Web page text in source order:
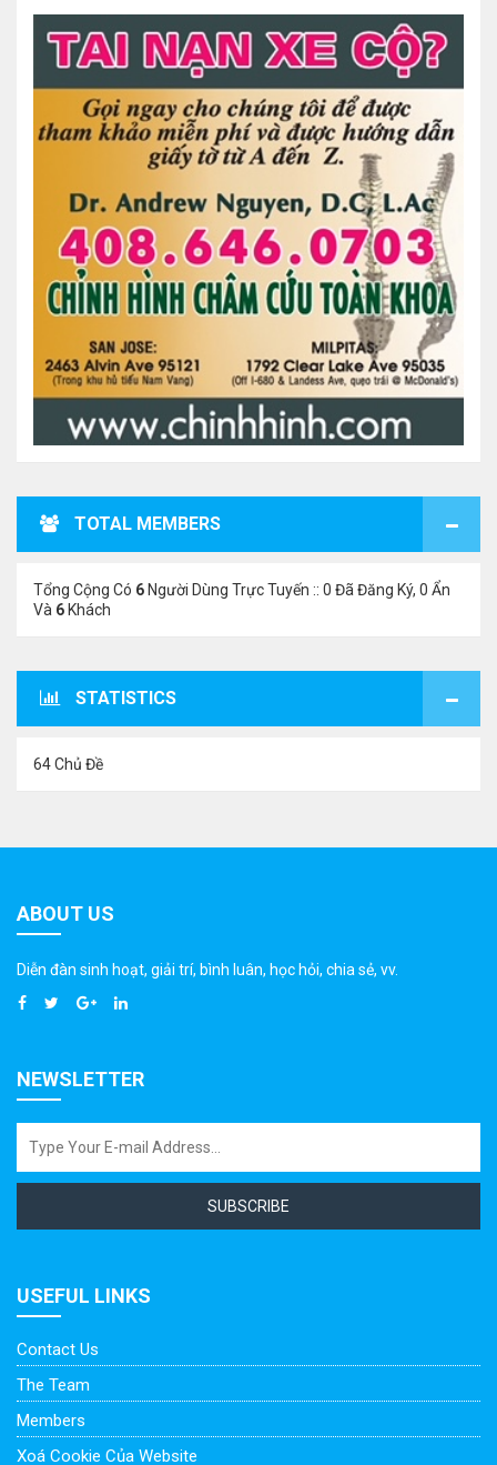
TOTAL MEMBERS
Tổng Cộng Có 6 Người Dùng Trực Tuyến :: 0 Đã Đăng Ký, 0 Ẩn
Và 6 Khách
STATISTICS
64 Chủ Đề
ABOUT US
Diễn đàn sinh hoạt, giải trí, bình luân, học hỏi, chia sẻ, vv.
NEWSLETTER
SUBSCRIBE
USEFUL LINKS
Contact Us
The Team
Members
Xoá Cookie Của Website